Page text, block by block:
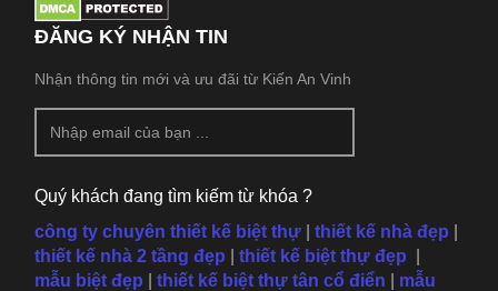
ĐĂNG KÝ NHẬN TIN
Nhận thông tin mới và ưu đãi từ Kiến An Vinh
Quý khách đang tìm kiếm từ khóa ?
công ty chuyên thiết kế biệt thự |thiết kế nhà đẹp
thiết kế nhà 2 tầng đẹp
thiết kế biệt thự đẹp
mẫu biệt đẹp thiết kế biệt thự tân cổ điển
mẫu